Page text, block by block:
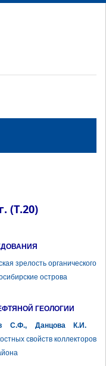
(Т.20)
зрелость органического
острова
ГЕОЛОГИИ
С.Ф., Данцова К.И.
свойств коллекторов